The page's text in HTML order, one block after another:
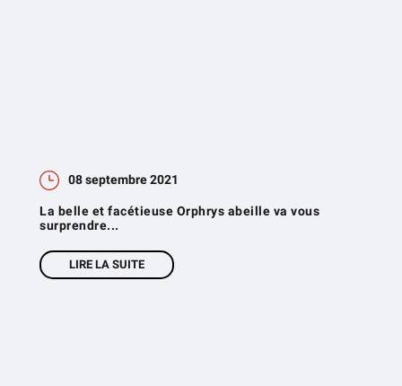
08 septembre 2021
La belle et facétieuse Orphrys abeille va vous
surprendre...
LIRE LA SUITE